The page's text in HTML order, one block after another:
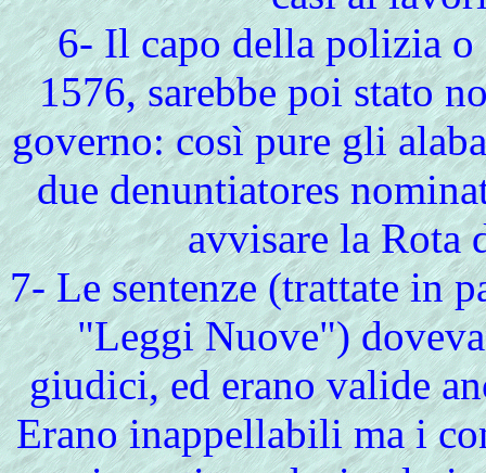
6- Il capo della polizia
1576, sarebbe poi stato
governo: così pure gli
due denuntiatores
avvisare la
7- Le sentenze (trattate in
"Leggi Nuove")
giudici, ed erano valide
Erano inappellabili ma i